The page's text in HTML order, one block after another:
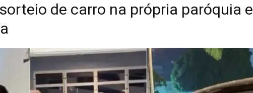
de carro na própria paróquia e